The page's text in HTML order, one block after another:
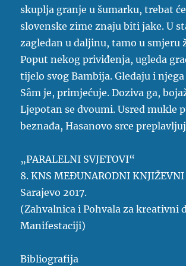
skuplja granje u šumarku, trebat
slovenske zime znaju biti jake. U
zagledan u daljinu, tamo u smjeru
Poput nekog priviđenja, ugleda
tijelo svog Bambija. Gledaju i
Sâm je, primjećuje. Doziva ga,
Ljepotan se dvoumi. Usred mukle
beznađa, Hasanovo srce
„PARALELNI SVJETOVI“
8. KNS MEĐUNARODNI KNJIŽEVNI
Sarajevo 2017.
(Zahvalnica i Pohvala za kreativni
Manifestaciji)
Bibliografija